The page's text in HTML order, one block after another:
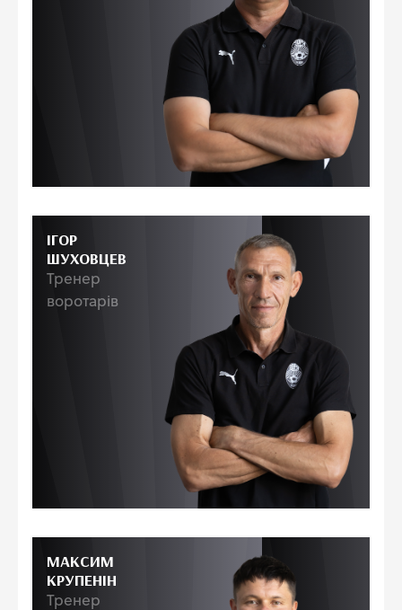
ІГОР
ШУХОВЦЕВ
Тренер
воротарів
МАКСИМ
КРУПЕНІН
Тренер